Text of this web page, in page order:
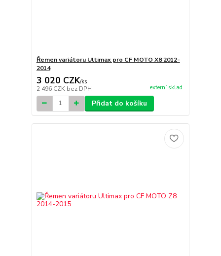
Řemen variátoru Ultimax pro CF MOTO X8 2012-
2014
3 020 CZK/ks
2 496 CZK bez DPH externí sklad
Přidat do košíku